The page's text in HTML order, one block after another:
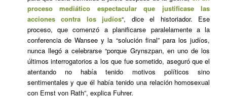
proceso mediático espectacular que justificase las
acciones contra los judíos“, dice el historiador. Ese
proceso, que comenzó a planificarse paralelamente a la
conferencia de Wansee y la “solución final” para los judíos,
nunca llegó a celebrarse “porque Grynszpan, en uno de los
últimos interrogatorios a los que fue sometido, aseguró que el
atentando no había tenido motivos políticos sino
sentimentales y que él había tenido una relación homosexual
con Ernst von Rath”, explica Fuhrer.